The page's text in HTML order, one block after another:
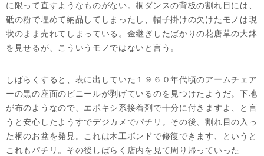
に限って直すようなものがない。桐ダンスの背板の割れ目には、
砥の粉で埋めて納品してしまったし、帽子掛けの欠けたモノは現
状のまま売れてしまっている。金継ぎしたばかりの花唐草の大鉢
を見せるが、こういうモノではないと言う。
しばらくすると、表に出していた１９６０年代頃のアームチェア
ーの黒の座面のビニールが剥げているのを見つけたようだ。下地
が布のようなので、エポキシ系接着剤で十分に付きますよ、と言
うと安心したようすでデジカメでパチリ。その後、割れ目の入っ
た桐のお盆を発見。これは木工ボンドで修復できます、というと
これもパチリ。その後しばらく店内を見て周り帰っていった